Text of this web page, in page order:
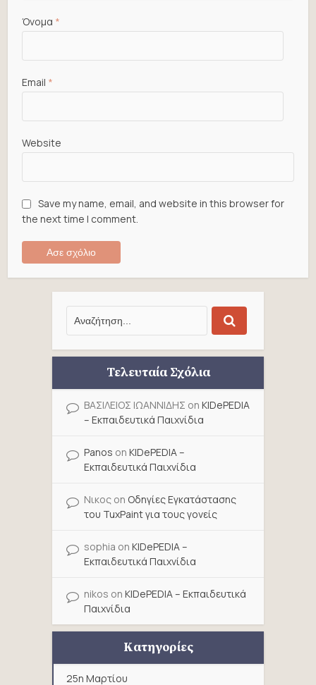
Όνομα *
Email *
Website
Save my name, email, and website in this browser for
the next time I comment.
Τελευταία Σχόλια
ΒΑΣΙΛΕΙΟΣ ΙΩΑΝΝΙΔΗΣ on KIDePEDIA
– Εκπαιδευτικά Παιχνίδια
Panos on KIDePEDIA –
Εκπαιδευτικά Παιχνίδια
Νικος on Οδηγίες Εγκατάστασης
του TuxPaint για τους γονείς
sophia on KIDePEDIA –
Εκπαιδευτικά Παιχνίδια
nikos on KIDePEDIA – Εκπαιδευτικά
Παιχνίδια
Κατηγορίες
25η Μαρτίου